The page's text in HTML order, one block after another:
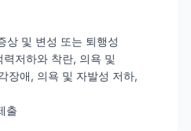
상 및 변성 또는 퇴행성
저하와 착란, 의욕 및
장애, 의욕 및 자발성 저하,
출